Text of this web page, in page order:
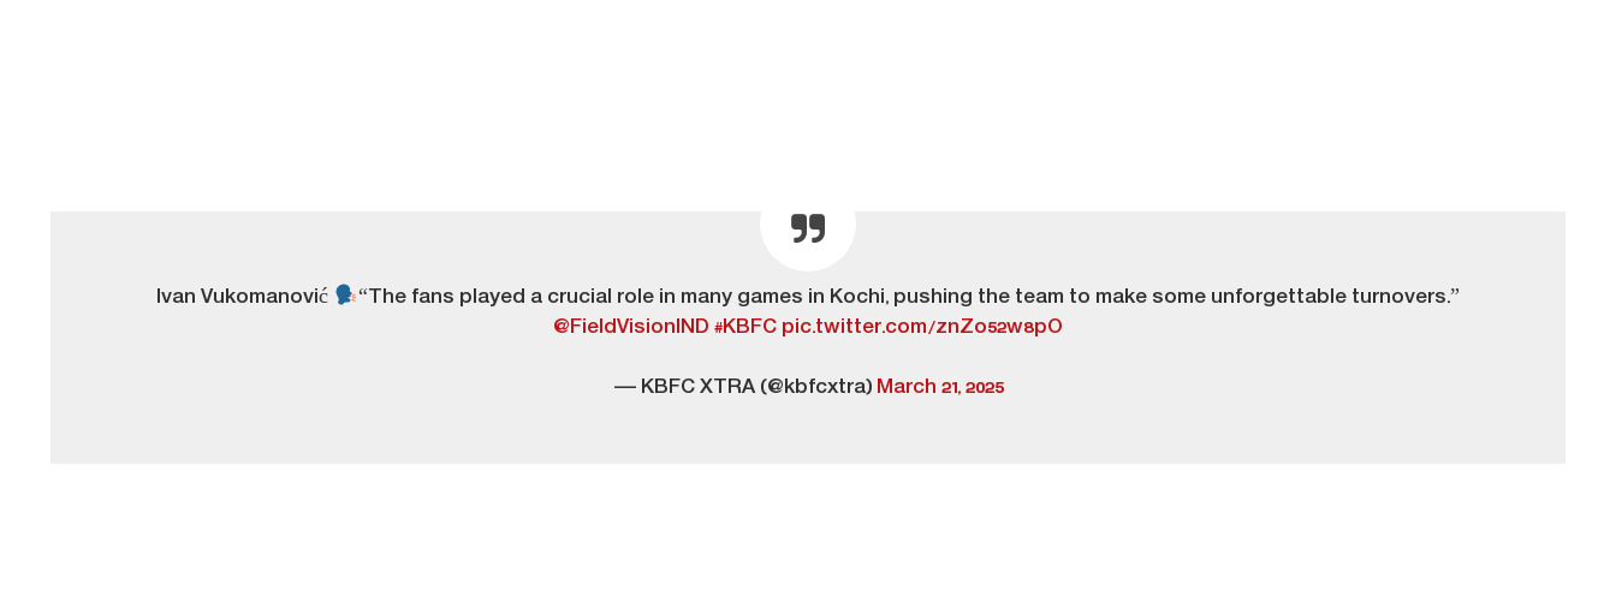
Ivan Vukomanović
“The fans played a crucial role in many games in Kochi, pushing the team to make some unforgettable turnovers.”
@FieldVisionIND #KBFC pic.twitter.com/znZo52w8pO
— KBFC XTRA (@kbfcxtra) March 21, 2025